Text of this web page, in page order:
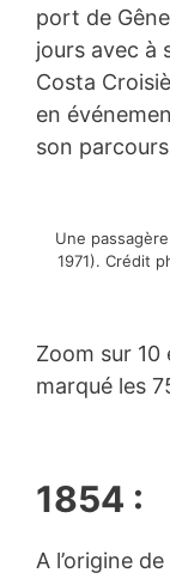
port de
jours avec à
Costa
en
son
Une
1971). Crédit
Zoom sur
marqué les
1854 :
A l’origine